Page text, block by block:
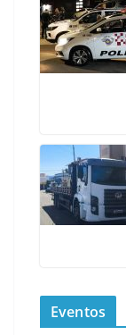
Eventos